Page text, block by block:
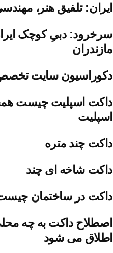
ایران: تلفیق هنر،
سرخرود: دبیِ کوچک
مازندران
دکوراسیون سایت
داکت اسپلیت چیست
اسپلیت
داکت چند متره
داکت شاخه ای چند
داکت در ساختمان
اصطلاح داکت به چه
اطلاق می شود